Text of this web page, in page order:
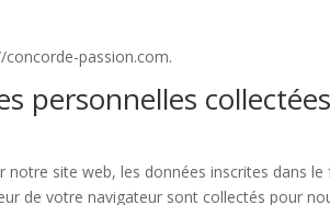
concorde-passion.com.
personnelles collectées
notre site web, les données inscrites dans
de votre navigateur sont collectés pour